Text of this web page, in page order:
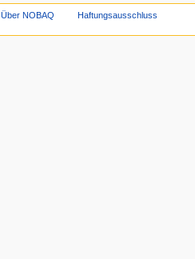
Über NOBAQ Haftungsausschluss